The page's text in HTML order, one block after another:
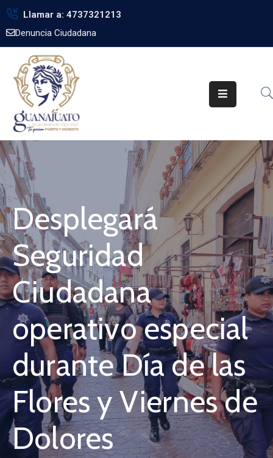
Llamar a: 4737321213
Denuncia Ciudadana
Inicio
Gobierno
Trámites
Noticias
Transparencia
Obra
Pública
Biblioteca
Desplegará
Seguridad
Ciudadana
operativo especial
durante Día de las
Flores y Viernes de
Dolores